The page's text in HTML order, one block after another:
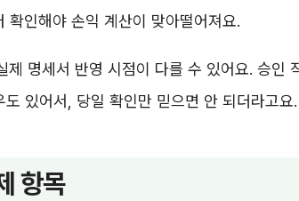
인해야 손익 계산이 맞아떨어져요.
명세서 반영 시점이 다를 수 있어요. 승인
있어서, 당일 확인만 믿으면 안 되더라고요.
항목